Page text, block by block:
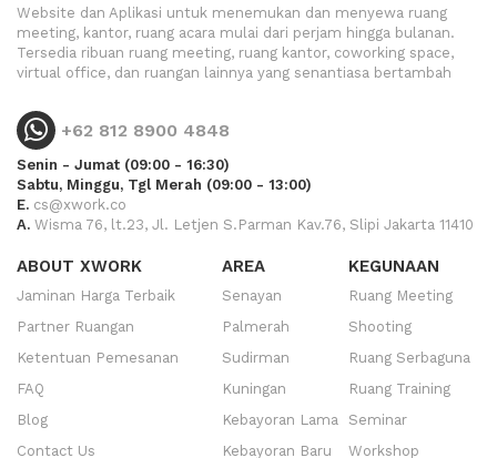
Website dan Aplikasi untuk menemukan dan menyewa ruang
meeting, kantor, ruang acara mulai dari perjam hingga bulanan.
Tersedia ribuan ruang meeting, ruang kantor, coworking space,
virtual office, dan ruangan lainnya yang senantiasa bertambah
+62 812 8900 4848
Senin - Jumat (09:00 - 16:30)
Sabtu, Minggu, Tgl Merah (09:00 - 13:00)
E. cs@xwork.co
A. Wisma 76, lt.23, Jl. Letjen S.Parman Kav.76, Slipi Jakarta 11410
ABOUT XWORK
Jaminan Harga Terbaik
Partner Ruangan
Ketentuan Pemesanan
FAQ
Blog
Contact Us
AREA
Senayan
Palmerah
Sudirman
Kuningan
Kebayoran Lama
Kebayoran Baru
KEGUNAAN
Ruang Meeting
Shooting
Ruang Serbaguna
Ruang Training
Seminar
Workshop